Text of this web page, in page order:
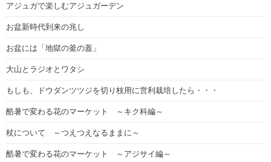
アジュガで楽しむアジュガーデン
お盆新時代到来の兆し
お盆には「地獄の釜の蓋」
大山とラジオとワタシ
もしも、ドウダンツツジを切り枝用に営利栽培したら・・・
酷暑で変わる花のマーケット ～キク科編～
杖について ～つえつえなるままに～
酷暑で変わる花のマーケット ～アジサイ編～